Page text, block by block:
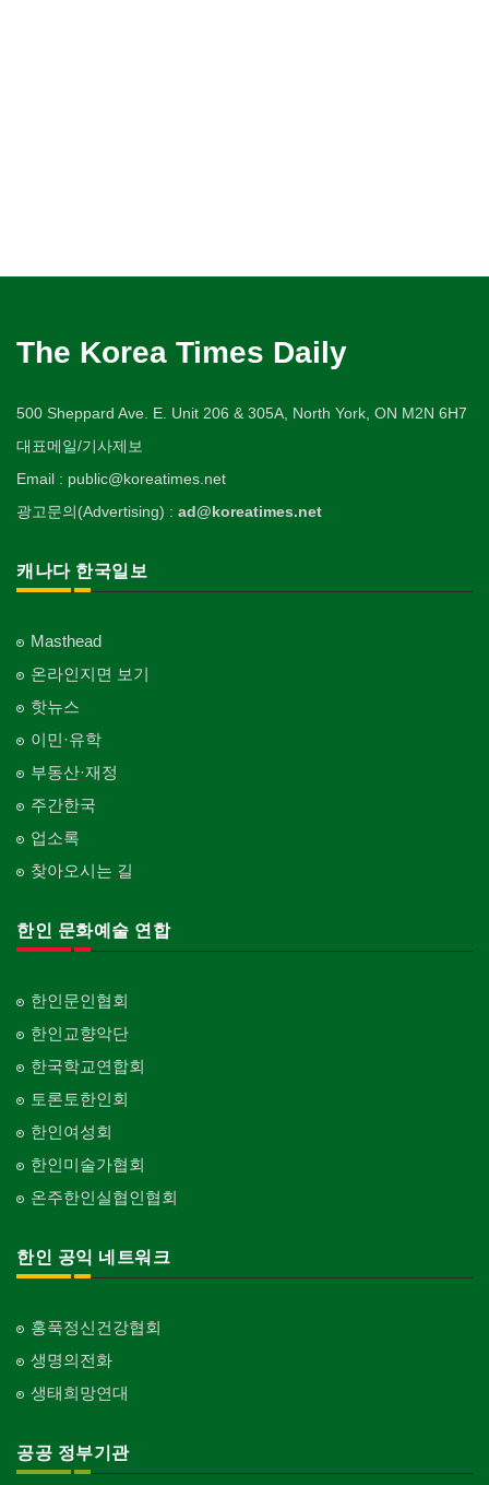
The Korea Times Daily
500 Sheppard Ave. E. Unit 206 & 305A, North York, ON M2N 6H7
대표메일/기사제보
Email : public@koreatimes.net
광고문의(Advertising) : ad@koreatimes.net
캐나다 한국일보
Masthead
온라인지면 보기
핫뉴스
이민·유학
부동산·재정
주간한국
업소록
찾아오시는 길
한인 문화예술 연합
한인문인협회
한인교향악단
한국학교연합회
토론토한인회
한인여성회
한인미술가협회
온주한인실협인협회
한인 공익 네트워크
홍푹정신건강협회
생명의전화
생태희망연대
공공 정부기관